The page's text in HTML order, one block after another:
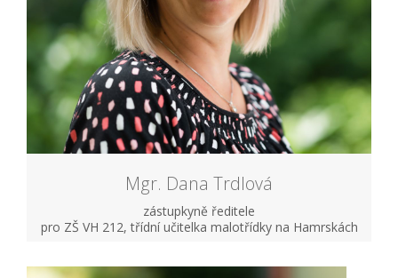
Mgr. Dana Trdlová
zástupkyně ředitele
pro ZŠ VH 212, třídní učitelka malotřídky na Hamrskách